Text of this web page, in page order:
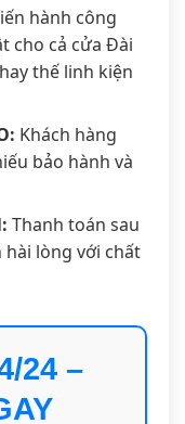
hành công
cho cả cửa Đài
thế linh kiện
Khách hàng
bảo hành và
Thanh toán sau
lòng với chất
24 –